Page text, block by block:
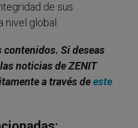
de sus
global.
contenidos. Si deseas
noticias de ZENIT
a través deeste